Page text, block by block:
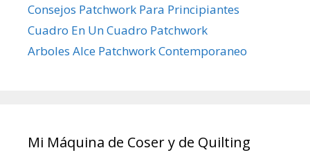
Consejos Patchwork Para Principiantes
Cuadro En Un Cuadro Patchwork
Arboles Alce Patchwork Contemporaneo
Mi Máquina de Coser y de Quilting